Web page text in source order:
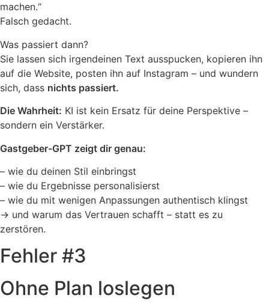
machen.“
Falsch gedacht.
Was passiert dann?
Sie lassen sich irgendeinen Text ausspucken, kopieren ihn
auf die Website, posten ihn auf Instagram – und wundern
sich, dass nichts passiert.
Die Wahrheit: KI ist kein Ersatz für deine Perspektive –
sondern ein Verstärker.
Gastgeber-GPT zeigt dir genau:
– wie du deinen Stil einbringst
– wie du Ergebnisse personalisierst
– wie du mit wenigen Anpassungen authentisch klingst
→ und warum das Vertrauen schafft – statt es zu
zerstören.
Fehler #3
Ohne Plan loslegen